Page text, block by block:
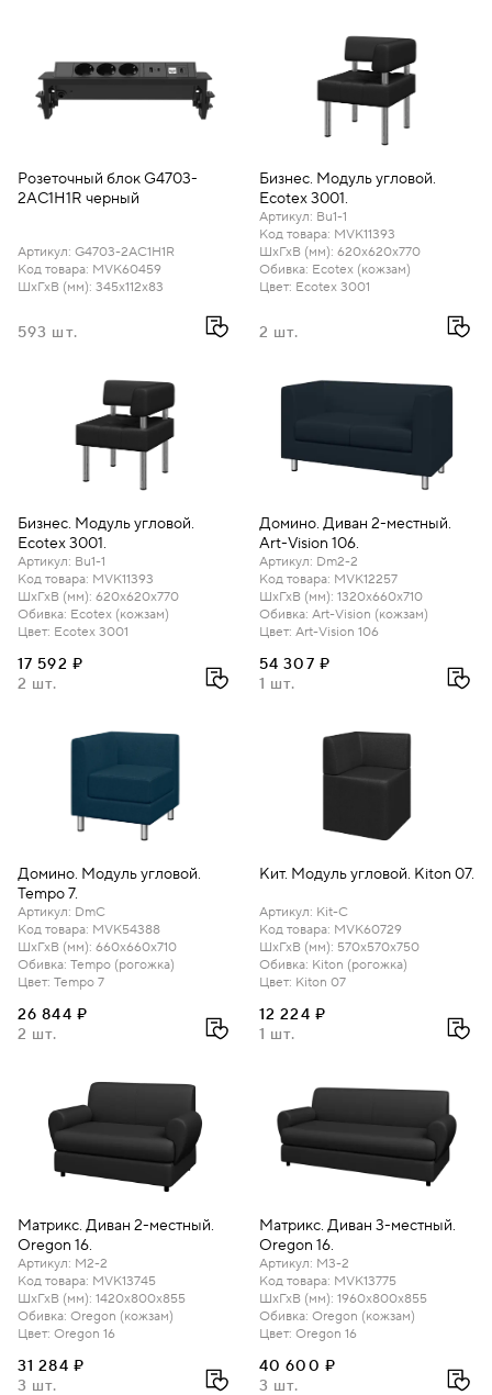
Розеточный блок G4703-
2AC1H1R черный
Артикул: G4703-2AC1H1R
Код товара: MVK60459
ШхГхВ (мм): 345х112х83
593 шт.
Бизнес. Модуль угловой.
Ecotex 3001.
Артикул: Bu1-1
Код товара: MVK11393
ШхГхВ (мм): 620х620х770
Обивка: Ecotex (кожзам)
Цвет: Ecotex 3001
2 шт.
Бизнес. Модуль угловой.
Ecotex 3001.
Артикул: Bu1-1
Код товара: MVK11393
ШхГхВ (мм): 620х620х770
Обивка: Ecotex (кожзам)
Цвет: Ecotex 3001
17 592 ₽
2 шт.
Домино. Диван 2-местный.
Art-Vision 106.
Артикул: Dm2-2
Код товара: MVK12257
ШхГхВ (мм): 1320х660х710
Обивка: Art-Vision (кожзам)
Цвет: Art-Vision 106
54 307 ₽
1 шт.
Домино. Модуль угловой.
Tempo 7.
Артикул: DmC
Код товара: MVK54388
ШхГхВ (мм): 660х660х710
Обивка: Tempo (рогожка)
Цвет: Tempo 7
26 844 ₽
2 шт.
Кит. Модуль угловой. Kiton 07.
Артикул: Kit-C
Код товара: MVK60729
ШхГхВ (мм): 570х570х750
Обивка: Kiton (рогожка)
Цвет: Kiton 07
12 224 ₽
1 шт.
Матрикс. Диван 2-местный.
Oregon 16.
Артикул: M2-2
Код товара: MVK13745
ШхГхВ (мм): 1420х800х855
Обивка: Oregon (кожзам)
Цвет: Oregon 16
31 284 ₽
3 шт.
Матрикс. Диван 3-местный.
Oregon 16.
Артикул: M3-2
Код товара: MVK13775
ШхГхВ (мм): 1960х800х855
Обивка: Oregon (кожзам)
Цвет: Oregon 16
40 600 ₽
3 шт.